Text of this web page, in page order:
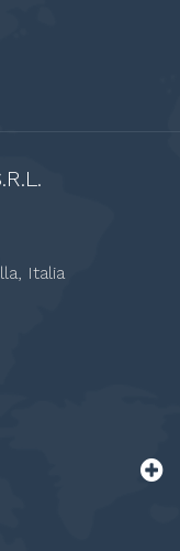
Italia